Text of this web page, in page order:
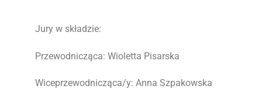
Jury w składzie:
Przewodnicząca: Wioletta Pisarska
Wiceprzewodnicząca/y: Anna Szpakowska